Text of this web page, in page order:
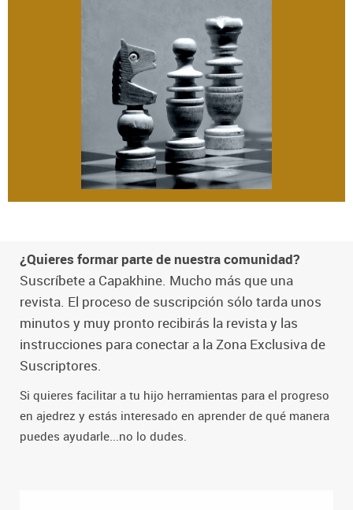
¿Quieres formar parte de nuestra comunidad?
Suscríbete a Capakhine. Mucho más que una
revista. El proceso de suscripción sólo tarda unos
minutos y muy pronto recibirás la revista y las
instrucciones para conectar a la Zona Exclusiva de
Suscriptores.
Si quieres facilitar a tu hijo herramientas para el progreso
en ajedrez y estás interesado en aprender de qué manera
puedes ayudarle...no lo dudes.